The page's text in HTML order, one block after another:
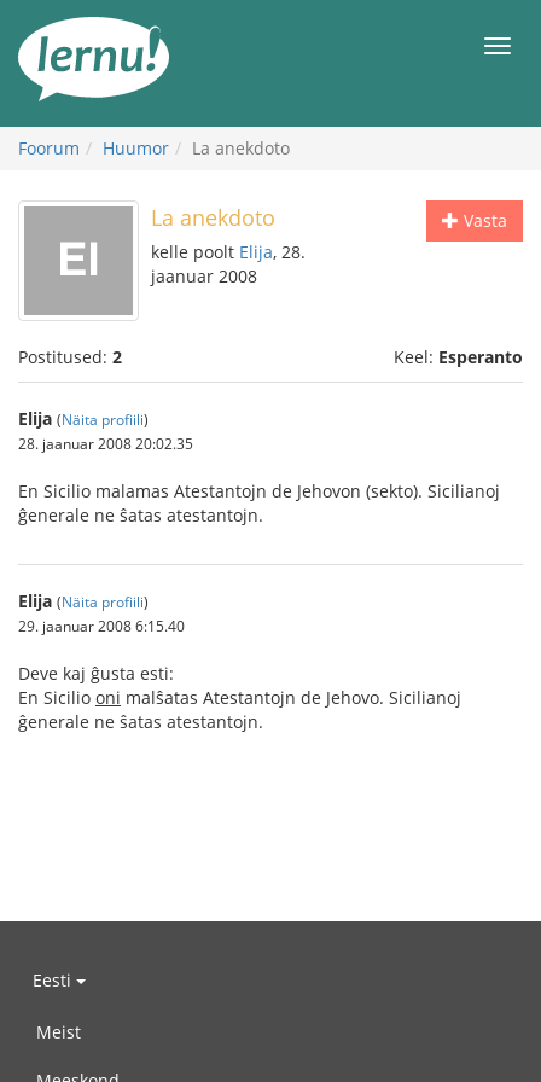
juurde
Foorum Huumor La anekdoto
Vasta
La anekdoto
kelle poolt Elija, 28.
jaanuar 2008
Postitused: 2 Keel: Esperanto
Elija (Näita profiili)
28. jaanuar 2008 20:02.35
En Sicilio malamas Atestantojn de Jehovon (sekto). Sicilianoj
ĝenerale ne ŝatas atestantojn.
Elija (Näita profiili)
29. jaanuar 2008 6:15.40
Deve kaj ĝusta esti:
En Sicilio oni malŝatas Atestantojn de Jehovo. Sicilianoj
ĝenerale ne ŝatas atestantojn.
Eesti
Meist